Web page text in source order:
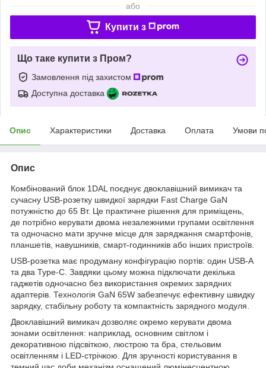
або
Купити з
Що таке купити з Пром?
Замовлення під захистом
Доступна доставка
Опис Характеристики Доставка Оплата Умови
Опис
Комбінований блок 1DAL поєднує двоклавішний вимикач та
сучасну USB-розетку швидкої зарядки Fast Charge GaN
потужністю до 65 Вт. Це практичне рішення для приміщень,
де потрібно керувати двома незалежними групами освітлення
та одночасно мати зручне місце для заряджання смартфонів,
планшетів, навушників, смарт-годинників або інших пристроїв.
USB-розетка має продуману конфігурацію портів: один USB-A
та два Type-C. Завдяки цьому можна підключати декілька
гаджетів одночасно без використання окремих зарядних
адаптерів. Технологія GaN 65W забезпечує ефективну швидку
зарядку, стабільну роботу та компактність зарядного модуля.
Двоклавішний вимикач дозволяє окремо керувати двома
зонами освітлення: наприклад, основним світлом і
декоративною підсвіткою, люстрою та бра, стельовим
освітленням і LED-стрічкою. Для зручності користування в